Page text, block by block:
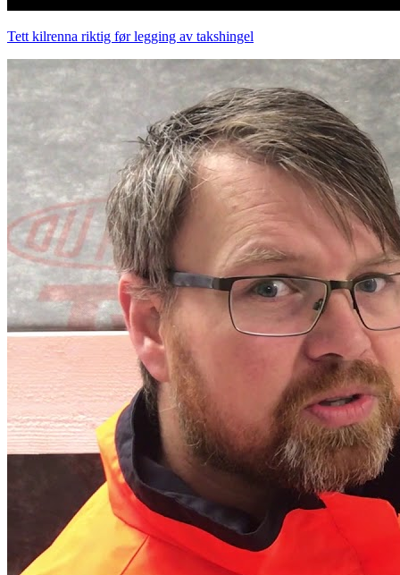
Tett kilrenna riktig før legging av takshingel